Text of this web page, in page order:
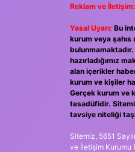
Reklam ve İletişim:
Yasal Uyarı: Bu
kurum veya şahıs
hazırladığımız
alan içerikler
kurum ve kişiler
Gerçek kurum ve
tesadüfidir.
tavsiye niteliği
Sitemiz, 5651
ve İletişim Kurumu